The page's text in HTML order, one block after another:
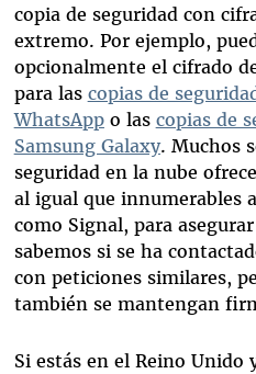
copia de seguridad con
extremo. Por ejemplo,
opcionalmente el cifrado
para las copias de
WhatsAppo las copias de
Samsung Galaxy. Muchos
seguridad en la nube
al igual que innumerables
como Signal, para
sabemos si se ha
con peticiones similares,
también se mantengan
Si estás en el Reino Unido